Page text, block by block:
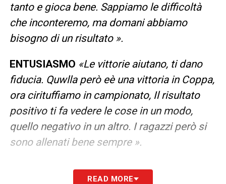
tanto e gioca bene. Sappiamo le difficoltà
che inconteremo, ma domani abbiamo
bisogno di un risultato ».
ENTUSIASMO «Le vittorie aiutano, ti dano
fiducia. Quwlla però eè una vittoria in Coppa,
ora cirituffiamo in campionato, Il risultato
positivo ti fa vedere le cose in un modo,
quello negativo in un altro. I ragazzi però si
sono allenati bene sempre ».
LA PLAYLIST DELLE NOSTRE TOP NEWS
READ MORE